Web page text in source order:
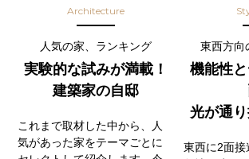
Architecture
人気の家、ランキング
実験的な試みが満載！
建築家の自邸
これまで取材した中から、人
気があった家をテーマごとに
東西方向
機能性
光が通
東西に2面接